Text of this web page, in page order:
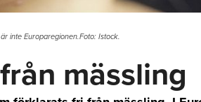
inte Europaregionen.Foto: Istock.
mässling